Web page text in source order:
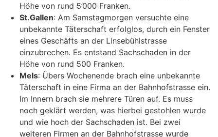
Höhe von rund 5’000 Franken.
St.Gallen: Am Samstagmorgen versuchte eine
unbekannte Täterschaft erfolglos, durch ein Fenster
eines Geschäfts an der Linsebühlstrasse
einzubrechen. Es entstand Sachschaden in der
Höhe von rund 500 Franken.
Mels: Übers Wochenende brach eine unbekannte
Täterschaft in eine Firma an der Bahnhofstrasse ein.
Im Innern brach sie mehrere Türen auf. Es muss
noch geklärt werden, was hierbei gestohlen wurde
und wie hoch der Sachschaden ist. Bei zwei
weiteren Firmen an der Bahnhofstrasse wurde